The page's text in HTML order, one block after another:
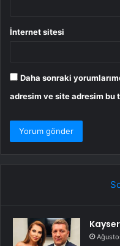
İnternet sitesi
Daha sonraki
adresim ve site adresim bu